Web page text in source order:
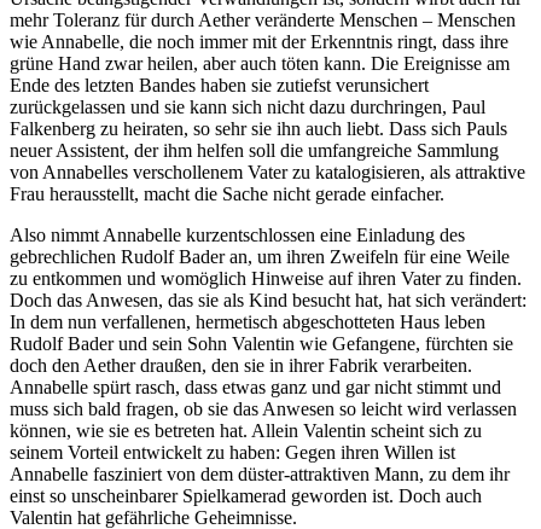
mehr Toleranz für durch Aether veränderte Menschen – Menschen
wie Annabelle, die noch immer mit der Erkenntnis ringt, dass ihre
grüne Hand zwar heilen, aber auch töten kann. Die Ereignisse am
Ende des letzten Bandes haben sie zutiefst verunsichert
zurückgelassen und sie kann sich nicht dazu durchringen, Paul
Falkenberg zu heiraten, so sehr sie ihn auch liebt. Dass sich Pauls
neuer Assistent, der ihm helfen soll die umfangreiche Sammlung
von Annabelles verschollenem Vater zu katalogisieren, als attraktive
Frau herausstellt, macht die Sache nicht gerade einfacher.
Also nimmt Annabelle kurzentschlossen eine Einladung des
gebrechlichen Rudolf Bader an, um ihren Zweifeln für eine Weile
zu entkommen und womöglich Hinweise auf ihren Vater zu finden.
Doch das Anwesen, das sie als Kind besucht hat, hat sich verändert:
In dem nun verfallenen, hermetisch abgeschotteten Haus leben
Rudolf Bader und sein Sohn Valentin wie Gefangene, fürchten sie
doch den Aether draußen, den sie in ihrer Fabrik verarbeiten.
Annabelle spürt rasch, dass etwas ganz und gar nicht stimmt und
muss sich bald fragen, ob sie das Anwesen so leicht wird verlassen
können, wie sie es betreten hat. Allein Valentin scheint sich zu
seinem Vorteil entwickelt zu haben: Gegen ihren Willen ist
Annabelle fasziniert von dem düster-attraktiven Mann, zu dem ihr
einst so unscheinbarer Spielkamerad geworden ist. Doch auch
Valentin hat gefährliche Geheimnisse.